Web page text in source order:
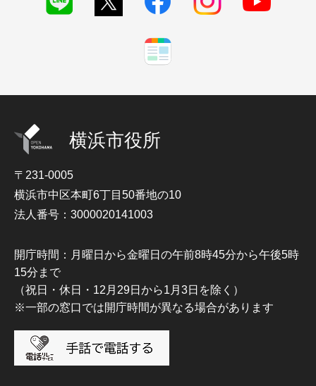
横浜市役所
〒231-0005
横浜市中区本町6丁目50番地の10
法人番号：3000020141003
開庁時間：月曜日から金曜日の午前8時45分から午後5時
15分まで
（祝日・休日・12月29日から1月3日を除く）
※一部の窓口では開庁時間が異なる場合があります